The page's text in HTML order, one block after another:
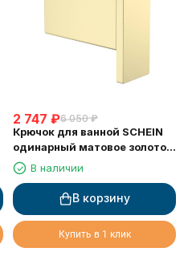
2 747 ₽6 050 ₽
Крючок для ванной SCHEIN
одинарный матовое золото
(9311BG)
В наличии
В корзину
Купить в 1 клик